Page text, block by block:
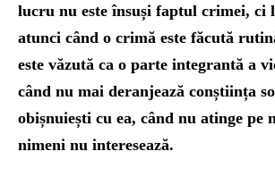
lucru nu este însuși faptul crimei, ci
atunci când o crimă este făcută
este văzută ca o parte integrantă a
când nu mai deranjează conștiința
obișnuiești cu ea, când nu atinge pe
nimeni nu interesează.